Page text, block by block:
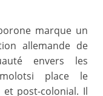
marque un
allemande de
envers les
place le
post-colonial. Il